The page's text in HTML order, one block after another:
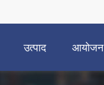
उत्पाद आयोजन